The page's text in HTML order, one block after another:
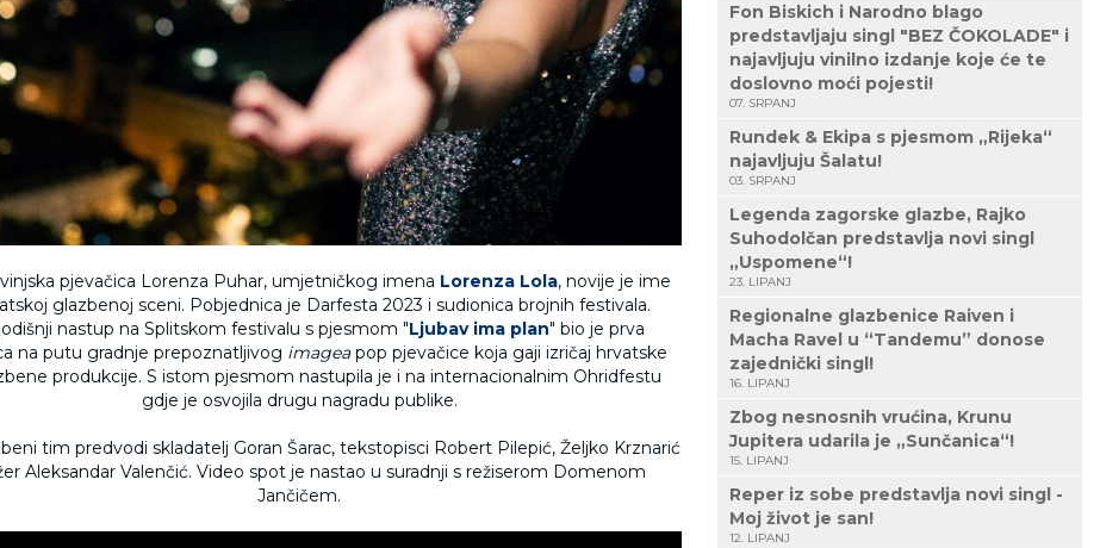
pjevačica Lorenza Puhar, umjetničkog imena Lorenza Lola, novije je ime
glazbenoj sceni. Pobjednica je Darfesta 2023 i sudionica brojnih festivala.
nastup na Splitskom festivalu s pjesmom "Ljubav ima plan" bio je prva
na putu gradnje prepoznatljivog imageapop pjevačice koja gaji izričaj hrvatske
produkcije. S istom pjesmom nastupila je i na internacionalnim Ohridfestu
gdje je osvojila drugu nagradu publike.
tim predvodi skladatelj Goran Šarac, tekstopisci Robert Pilepić, Željko Krznarić
Aleksandar Valenčić. Video spot je nastao u suradnji s režiserom Domenom
Jančičem.
Fon Biskich i Narodno blago
predstavljaju singl "BEZ ČOKOLADE" i
najavljuju vinilno izdanje koje će te
doslovno moći pojesti!
07. SRPANJ
Rundek & Ekipa s pjesmom „Rijeka“
najavljuju Šalatu!
03. SRPANJ
Legenda zagorske glazbe, Rajko
Suhodolčan predstavlja novi singl
„Uspomene“!
23. LIPANJ
Regionalne glazbenice Raiven i
Macha Ravel u “Tandemu” donose
zajednički singl!
16. LIPANJ
Zbog nesnosnih vrućina, Krunu
Jupitera udarila je „Sunčanica“!
15. LIPANJ
Reper iz sobe predstavlja novi singl -
Moj život je san!
12. LIPANJ